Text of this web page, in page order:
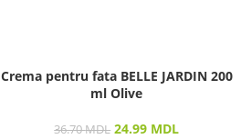
Crema pentru fata BELLE JARDIN 200
ml Olive
36.70MDL 24.99 MDL